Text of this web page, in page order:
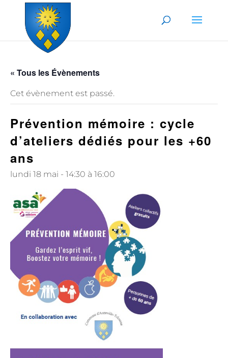
Skip to content
« Tous les Évènements
Cet évènement est passé.
Prévention mémoire : cycle
d’ateliers dédiés pour les +60
ans
lundi 18 mai - 14:30 à 16:00